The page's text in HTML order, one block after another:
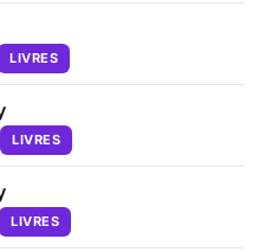
LIVRES
LIVRES
LIVRES